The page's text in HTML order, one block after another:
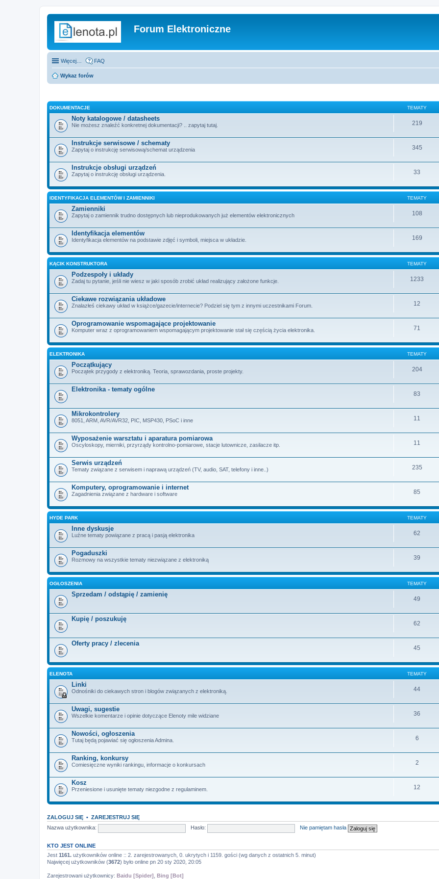
Forum Elektroniczne
Więcej… FAQ
Wykaz forów
DOKUMENTACJE TEMATY
Noty katalogowe / datasheets
Nie możesz znaleźć konkretnej dokumentacji? .. zapytaj tutaj. 219
Instrukcje serwisowe / schematy
Zapytaj o instrukcję serwisową/schemat urządzenia 345
Instrukcje obsługi urządzeń
Zapytaj o instrukcję obsługi urządzenia. 33
IDENTYFIKACJA ELEMENTÓW I ZAMIENNIKI TEMATY
Zamienniki
Zapytaj o zamiennik trudno dostępnych lub nieprodukowanych już elementów elektronicznych 108
Identyfikacja elementów
Identyfikacja elementów na podstawie zdjęć i symboli, miejsca w układzie. 169
KĄCIK KONSTRUKTORA TEMATY
Podzespoły i układy
Zadaj tu pytanie, jeśli nie wiesz w jaki sposób zrobić układ realizujący założone funkcje. 1233
Ciekawe rozwiązania układowe
Znalazłeś ciekawy układ w książce/gazecie/internecie? Podziel się tym z innymi uczestnikami Forum. 12
Oprogramowanie wspomagające projektowanie
Komputer wraz z oprogramowaniem wspomagającym projektowanie stał się częścią życia elektronika. 71
ELEKTRONIKA TEMATY
Początkujący
Początek przygody z elektroniką. Teoria, sprawozdania, proste projekty. 204
Elektronika - tematy ogólne
83
Mikrokontrolery
8051, ARM, AVR/AVR32, PIC, MSP430, PSoC i inne 11
Wyposażenie warsztatu i aparatura pomiarowa
Oscyloskopy, mierniki, przyrządy kontrolno-pomiarowe, stacje lutownicze, zasilacze itp. 11
Serwis urządzeń
Tematy związane z serwisem i naprawą urządzeń (TV, audio, SAT, telefony i inne..) 235
Komputery, oprogramowanie i internet
Zagadnienia związane z hardware i software 85
HYDE PARK TEMATY
Inne dyskusje
Luźne tematy powiązane z pracą i pasją elektronika 62
Pogaduszki
Rozmowy na wszystkie tematy niezwiązane z elektroniką 39
OGŁOSZENIA TEMATY
Sprzedam / odstąpię / zamienię
49
Kupię / poszukuję
62
Oferty pracy / zlecenia
45
ELENOTA TEMATY
Linki
Odnośniki do ciekawych stron i blogów związanych z elektroniką. 44
Uwagi, sugestie
Wszelkie komentarze i opinie dotyczące Elenoty mile widziane 36
Nowości, ogłoszenia
Tutaj będą pojawiać się ogłoszenia Admina. 6
Ranking, konkursy
Comiesięczne wyniki rankingu, informacje o konkursach 2
Kosz
Przeniesione i usunięte tematy niezgodne z regulaminem. 12
ZALOGUJ SIĘ • ZAREJESTRUJ SIĘ
Nazwa użytkownika:
Hasło: Nie pamiętam hasła
KTO JEST ONLINE
Jest 1161. użytkowników online :: 2. zarejestrowanych, 0. ukrytych i 1159. gości (wg danych z ostatnich 5. minut)
Najwięcej użytkowników (3672) było online pn 20 sty 2020, 20:05
Zarejestrowani użytkownicy: Baidu [Spider] Bing [Bot]